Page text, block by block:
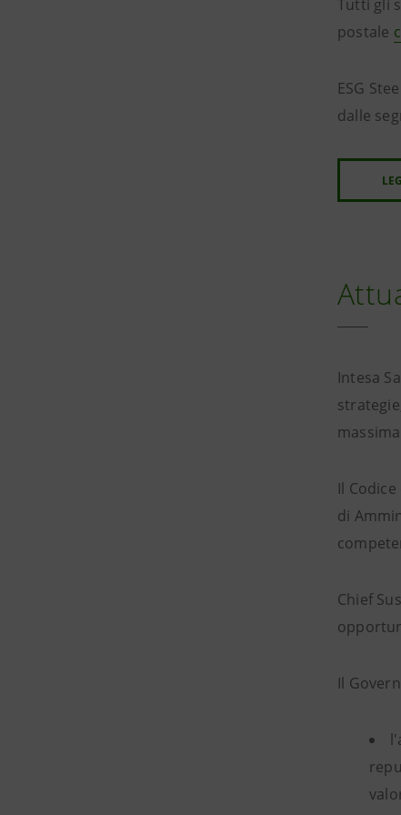
Tutti gli
postale
ESG
dalle
Intesa
Il
di
Chief
Il